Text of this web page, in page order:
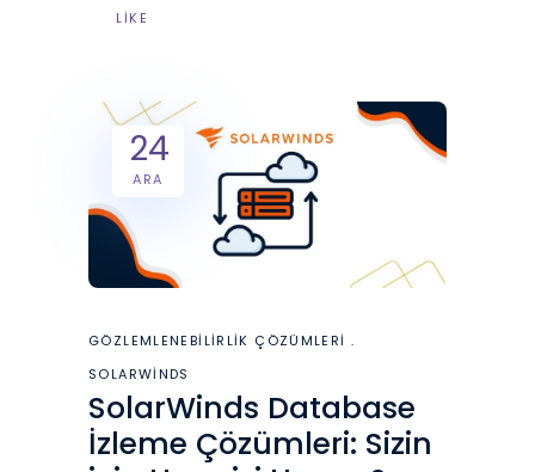
LIKE
24
ARA
GÖZLEMLENEBILIRLIK ÇÖZÜMLERI
SOLARWINDS
SolarWinds Database
İzleme Çözümleri: Sizin